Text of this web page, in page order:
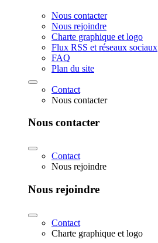
Nous contacter
Nous rejoindre
Charte graphique et logo
Flux RSS et réseaux sociaux
FAQ
Plan du site
Contact
Nous contacter
Nous contacter
Contact
Nous rejoindre
Nous rejoindre
Contact
Charte graphique et logo